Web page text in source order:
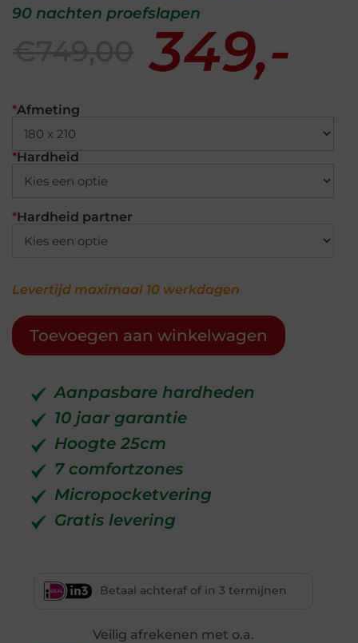
90 nachten proefslapen
349,-
*Afmeting
*Hardheid
*Hardheid partner
Levertijd maximaal 10 werkdagen
Toevoegen aan winkelwagen
Aanpasbare hardheden
10 jaar garantie
Hoogte 25cm
7 comfortzones
Micropocketvering
Gratis levering
Betaal achteraf of in 3 termijnen
Veilig afrekenen met o.a.